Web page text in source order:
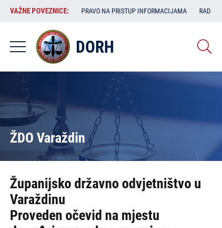
Skoči
sadržaj
VAŽNE
POVEZNICE:
VAŽNE POVEZNICE: PRAVO NA PRISTUP INFORMACIJAMA RAD
DORH
ŽDO Varaždin
Županijsko državno odvjetništvo u
Varaždinu
Proveden očevid na mjestu